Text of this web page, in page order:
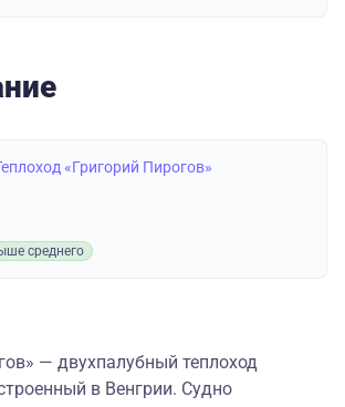
«Григорий Пирогов»
среднего
— двухпалубный теплоход
в Венгрии. Судно